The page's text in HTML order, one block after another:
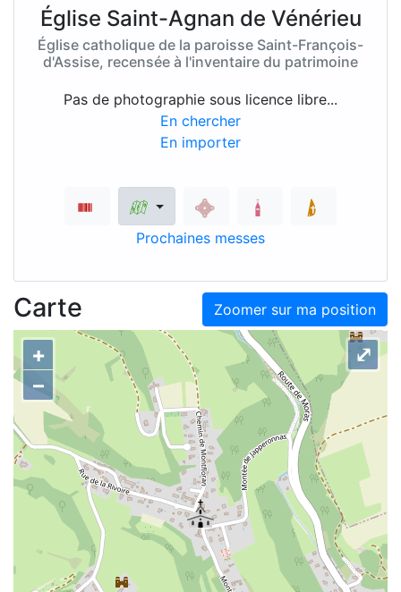
Église Saint-Agnan de Vénérieu
Église catholique de la paroisse Saint-François-
d'Assise, recensée à l'inventaire du patrimoine
Pas de photographie sous licence libre...
En chercher
En importer
Prochaines messes
Zoomer sur ma position
Carte
+
–
⤢